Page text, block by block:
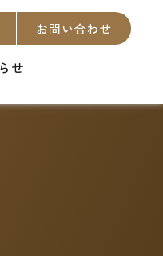
お問い合わせ
せ